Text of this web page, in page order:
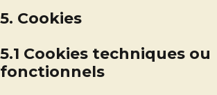
5. Cookies
5.1 Cookies techniques ou
fonctionnels